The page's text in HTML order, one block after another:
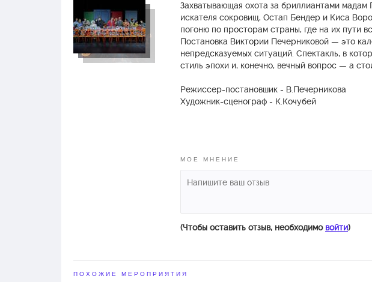
Захватывающая охота за бриллиантами мадам
искателя сокровищ, Остап Бендер и Киса
погоню по просторам страны, где на их пути
Постановка Виктории Печерниковой — это
непредсказуемых ситуаций. Спектакль, в
стиль эпохи и, конечно, вечный вопрос — а
Режиссер-постановшик - В.Печерникова
Художник-сценограф - К.Кочубей
Ансамбль
з.а. РФ Мария Остапенко
Валентина Емельянова
МОЕ МНЕНИЕ
(Чтобы оставить отзыв, необходимо войти)
ПОХОЖИЕ МЕРОПРИЯТИЯ